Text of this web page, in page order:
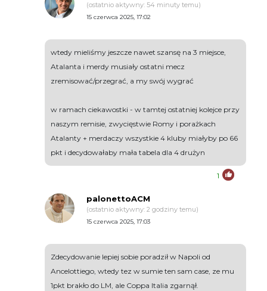
(ostatnio aktywny: 54 minuty temu)
15 czerwca 2025, 17:02
wtedy mieliśmy jeszcze nawet szansę na 3 miejsce,
Atalanta i merdy musiały ostatni mecz
zremisować/przegrać, a my swój wygrać
w ramach ciekawostki - w tamtej ostatniej kolejce przy
naszym remisie, zwycięstwie Romy i porażkach
Atalanty + merdaczy wszystkie 4 kluby miałyby po 66
pkt i decydowałaby mała tabela dla 4 drużyn
1
palonettoACM
(ostatnio aktywny: 2 godziny temu)
15 czerwca 2025, 17:03
Zdecydowanie lepiej sobie poradził w Napoli od
Ancelottiego, wtedy tez w sumie ten sam case, ze mu
1pkt brakło do LM, ale Coppa Italia zgarnął.